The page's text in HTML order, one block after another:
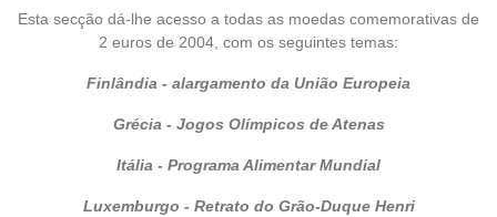
Esta secção dá-lhe acesso a todas as moedas comemorativas de
2 euros de 2004, com os seguintes temas:
Finlândia - alargamento da União Europeia
Grécia - Jogos Olímpicos de Atenas
Itália - Programa Alimentar Mundial
Luxemburgo - Retrato do Grão-Duque Henri